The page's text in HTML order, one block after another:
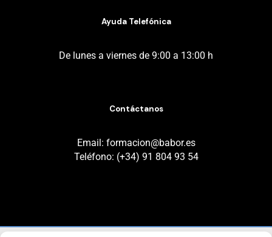
Ayuda Telefónica
De lunes a viernes de 9:00 a 13:00 h
Contáctanos
Email: formacion@babor.es
Teléfono: (+34) 91 804 93 54